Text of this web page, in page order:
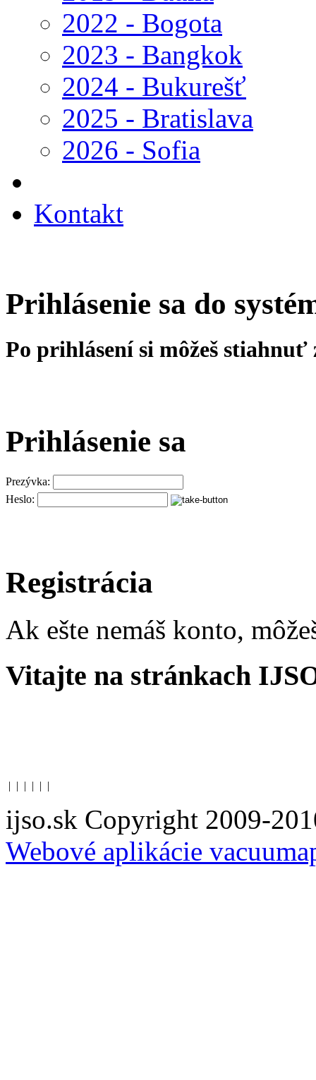
2022 - Bogota
2023 - Bangkok
2024 - Bukurešť
2025 - Bratislava
2026 - Sofia
Kontakt
Prihlásenie sa do
Po prihlásení si môžeš stiahnuť
Prihlásenie sa
Prezývka:
Heslo:
Registrácia
Ak ešte nemáš konto,
Vitajte na stránkach
| | | | | |
ijso.sk Copyright 2009-
Webové aplikácie